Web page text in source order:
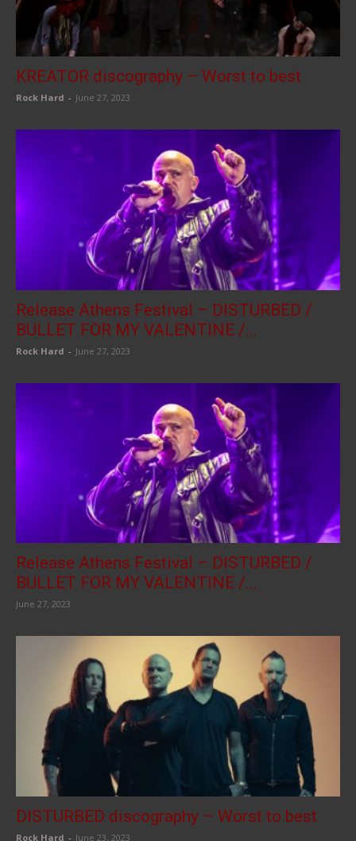
KREATOR discography – Worst to best
Rock Hard - June 27, 2023
Release Athens Festival – DISTURBED /
BULLET FOR MY VALENTINE /...
Rock Hard - June 27, 2023
Release Athens Festival – DISTURBED /
BULLET FOR MY VALENTINE /...
June 27, 2023
DISTURBED discography – Worst to best
Rock Hard - June 23, 2023